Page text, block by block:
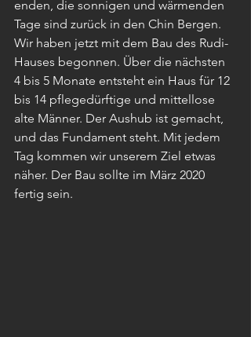
enden, die sonnigen und wärmenden
Tage sind zurück in den Chin Bergen.
Wir haben jetzt mit dem Bau des Rudi-
Hauses begonnen. Über die nächsten
4 bis 5 Monate entsteht ein Haus für 12
bis 14 pflegedürftige und mittellose
alte Männer. Der Aushub ist gemacht,
und das Fundament steht. Mit jedem
Tag kommen wir unserem Ziel etwas
näher. Der Bau sollte im März 2020
fertig sein.